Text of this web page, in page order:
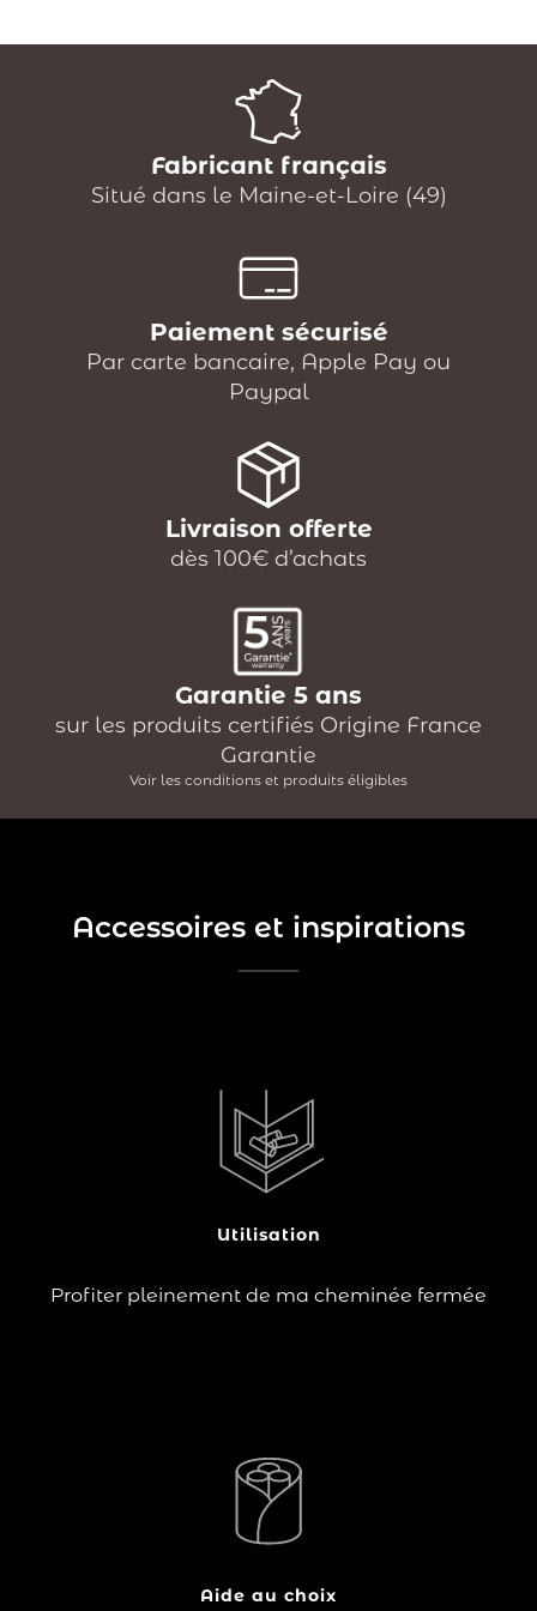
Fabricant français
Situé dans le Maine-et-Loire (49)
Paiement sécurisé
Par carte bancaire, Apple Pay ou
Paypal
Livraison offerte
dès 100€ d’achats
Garantie 5 ans
sur les produits certifiés Origine France
Garantie
Voir les conditions et produits éligibles
Accessoires et inspirations
Utilisation
Profiter pleinement de ma cheminée fermée
Un foyer fermé permet d'allier un très bon rendement
et l'esthétique des flammes dont on souhaite profiter.
Pour cela, choisissez les bons accessoires !
Lire la suite
Aide au choix
Si vous avez opté pour une cheminée ou un poêle à
bois, vous aurez besoin d’un endroit pour stocker vos
bûches ! Cela permettra de conserver le bois au sec
avant la prochaine flambée. Le range-bûches est